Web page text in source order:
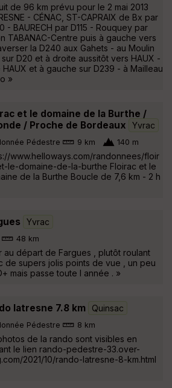
de 96 km prévu pour le 2 mai 2013
- CÉNAC, ST-CAPRAIX de Bx par
- BAURECH par D115 - Rouquey par
TABANAC-Centre puis à gauche vers
la D240 aux Gahets - au Moulin
D20 et à droite aussitôt vers HAUX -
et à gauche sur D239 - à Mailleau
»
et le domaine de la Burthe /
/ Proche de Bordeaux
Yvrac
Pédestre 9 km 140 m
www.helloways.com/randonnees/floir
le-domaine-de-la-burthe Floirac et le
de la Burthe Boucle de 7,6 km - 2 h
Yvrac
48 km
au départ de Fargues , plutôt roulant
de supers jolis points de vue , un peu
mais passe toute l année . »
latresne 7.8 km Quinsac
Pédestre 8 km
de la rando sont visibles en
le lien rando-pedestre-33.over-
2021/10/rando-latresne-8-km.html